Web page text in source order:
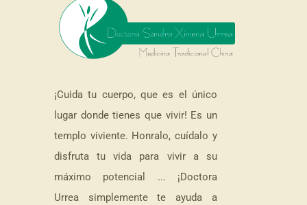
¡Cuida tu cuerpo, que es el único
lugar donde tienes que vivir! Es un
templo viviente. Honralo, cuídalo y
disfruta tu vida para vivir a su
máximo potencial ... ¡Doctora
Urrea simplemente te ayuda a